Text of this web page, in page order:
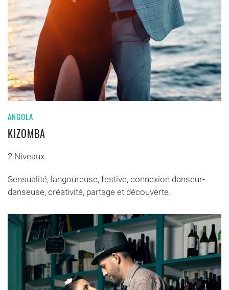
ANGOLA
KIZOMBA
2 Niveaux.
Sensualité, langoureuse, festive, connexion danseur-
danseuse, créativité, partage et découverte.